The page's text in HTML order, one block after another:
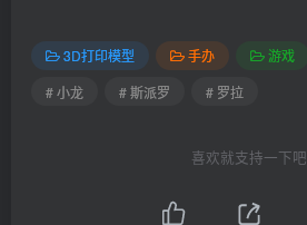
3D打印模型 手办
游戏
# 小龙
# 斯派罗 # 罗拉
喜欢就支持一下吧